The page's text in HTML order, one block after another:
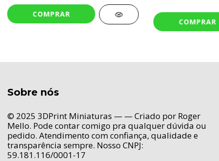
Sobre nós
© 2025 3DPrint Miniaturas — — Criado por Roger
Mello. Pode contar comigo pra qualquer dúvida ou
pedido. Atendimento com confiança, qualidade e
transparência sempre. Nosso CNPJ:
59.181.116/0001-17